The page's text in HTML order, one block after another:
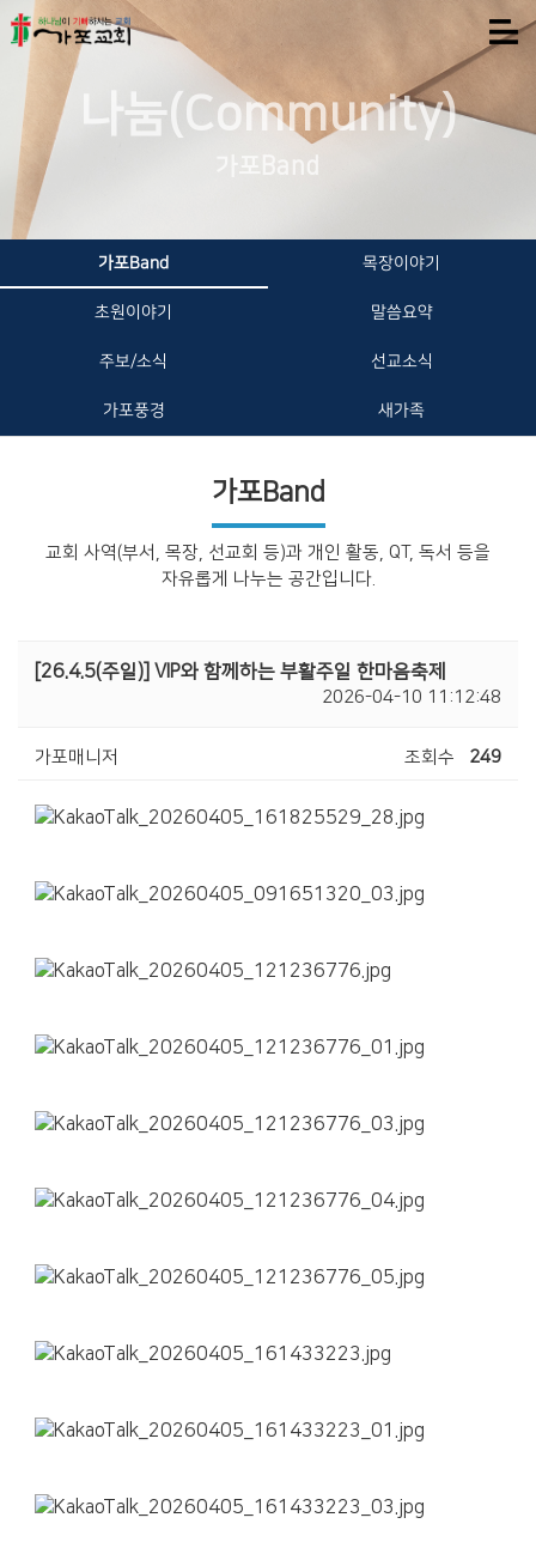
나눔(Community)
가포Band
가포Band 목장이야기
초원이야기 말씀요약
주보/소식 선교소식
가포풍경 새가족
가포Band
교회 사역(부서, 목장, 선교회 등)과 개인 활동, QT, 독서 등을
자유롭게 나누는 공간입니다.
[26.4.5(주일)] VIP와 함께하는 부활주일 한마음축제
2026-04-10 11:12:48
가포매니저 조회수 249